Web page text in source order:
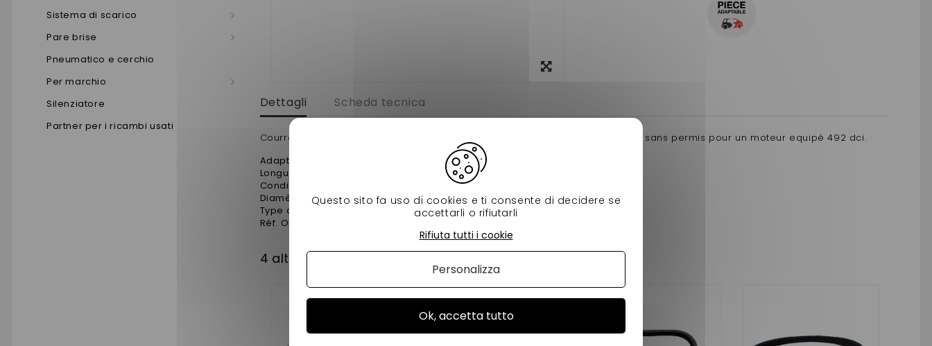
Sistema di scarico
Pare brise
Pneumatico e cerchio
Per marchio
Silenziatore
Partner per i ricambi usati
Dettagli Scheda tecnica
Courroie-variateur cargo,f8c,highland,mgo1,3 et 4 m8 moteur dci 887 voiture sans permis pour un moteur equipé 492 dci.
Adaptable sur
Longueur
Conditionnement
Diamètre (extérieur)887mm
Type de pièces
Courroie de variateur adaptable
Réf. Origine
4 altri prodotti della stessa categoria:
Questo sito fa uso di cookies e ti consente di decidere se
accettarli o rifiutarli
Ok, accetta tutto
Rifiuta tutti i cookie
Personalizza